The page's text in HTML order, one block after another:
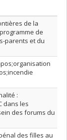
de la
de
parents et du
:
dans les
des forums du
des filles au